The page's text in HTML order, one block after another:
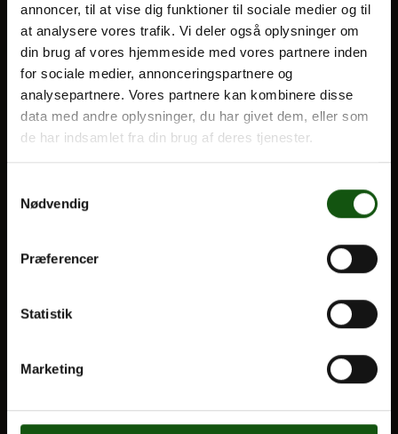
annoncer, til at vise dig funktioner til sociale medier og til
at analysere vores trafik. Vi deler også oplysninger om
din brug af vores hjemmeside med vores partnere inden
for sociale medier, annonceringspartnere og
analysepartnere. Vores partnere kan kombinere disse
data med andre oplysninger, du har givet dem, eller som
de har indsamlet fra din brug af deres tjenester.
Nødvendig
Præferencer
Statistik
Marketing
Vores uddannelser
Om E.G.
BLIV ELEV
Til forældre
VORES UDDANNELSER
Alle fag og valgfag